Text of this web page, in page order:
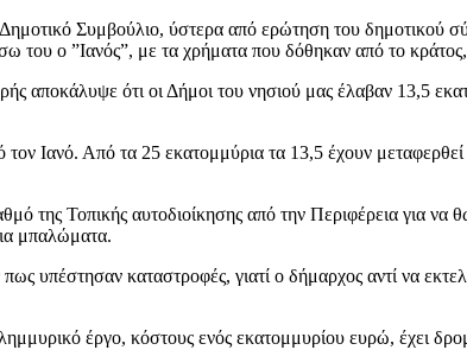
Συμβούλιο, ύστερα από ερώτηση του δημοτικού
ο ”Ιανός”, με τα χρήματα που δόθηκαν από το κράτος,
ότι οι Δήμοι του νησιού μας έλαβαν 13,5
τον Ιανό. Από τα 25 εκατομμύρια τα 13,5 έχουν
Τοπικής αυτοδιοίκησης από την Περιφέρεια για να
μπαλώματα.
υπέστησαν καταστροφές, γιατί ο δήμαρχος αντί να
έργο, κόστους ενός εκατομμυρίου ευρώ, έχει